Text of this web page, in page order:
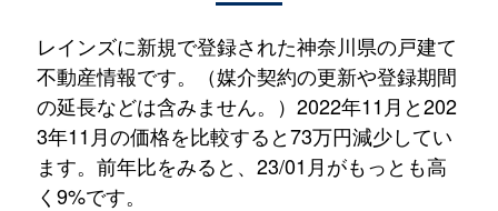
レインズに新規で登録された神奈川県の戸建て
不動産情報です。（媒介契約の更新や登録期間
の延長などは含みません。）2022年11月と202
3年11月の価格を比較すると73万円減少してい
ます。前年比をみると、23/01月がもっとも高
く9%です。